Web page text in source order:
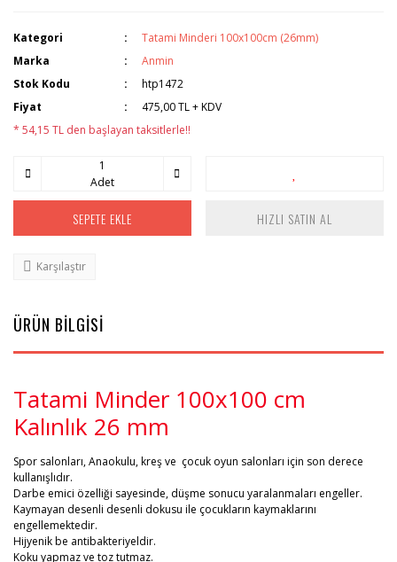
Kategori
Tatami Minderi 100x100cm (26mm)
Marka
Anmin
Stok Kodu
htp1472
Fiyat
475,00 TL + KDV
* 54,15 TL den başlayan taksitlerle!!
Adet
SEPETE EKLE HIZLI SATIN AL
Karşılaştır
ÜRÜN BİLGİSİ
Tatami Minder 100x100 cm
Kalınlık 26 mm
Spor salonları, Anaokulu, kreş ve çocuk oyun salonları için son derece
kullanışlıdır.
Darbe emici özelliği sayesinde, düşme sonucu yaralanmaları engeller.
Kaymayan desenli desenli dokusu ile çocukların kaymaklarını
engellemektedir.
Hijyenik be antibakteriyeldir.
Koku yapmaz ve toz tutmaz.